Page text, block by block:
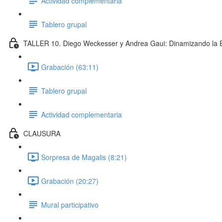
Tablero grupal
TALLER 10. Diego Weckesser y Andrea Gaui: Dinamizando la
Grabación (63:11)
Tablero grupal
Actividad complementaria
CLAUSURA
Sorpresa de Magalis (8:21)
Grabación (20:27)
Mural participativo